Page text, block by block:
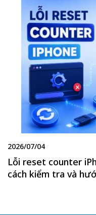
2026/07/04
Lỗi reset counter
cách kiểm tra và